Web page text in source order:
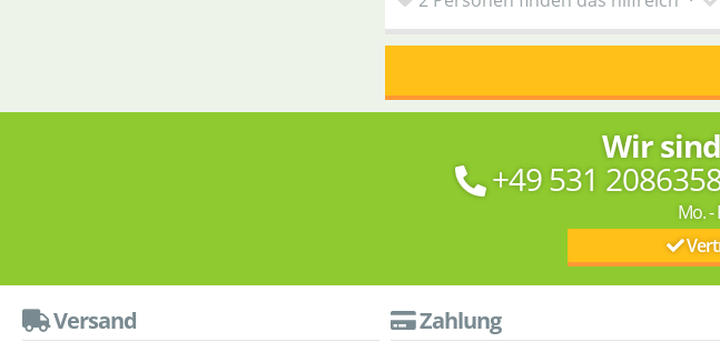
Wir
+49 531
Mo.
Versand Zahlung